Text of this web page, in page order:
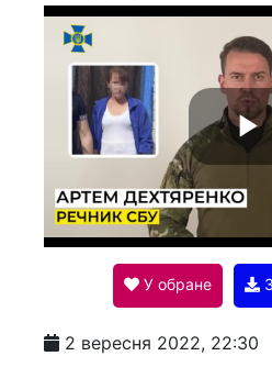
P
l
a
У обране
2 вересня 2022, 22:30